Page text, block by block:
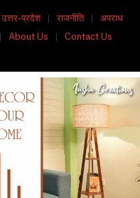
उत्तर-प्रदेश राजनीति
अपराध
About Us Contact Us